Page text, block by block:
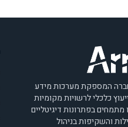
המספקת מערכות מידע
כלכלי לרשויות מקומיות
בפתרונות דיגיטליים
והשקיפות בניהול